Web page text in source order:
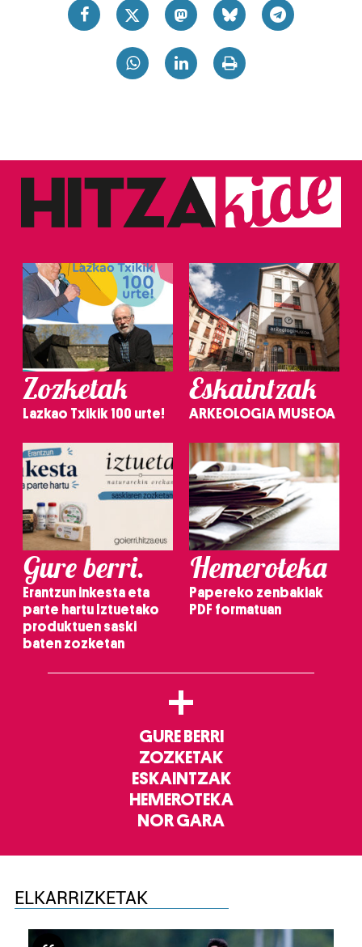
Zozketak
Lazkao Txikik 100 urte!
Eskaintzak
ARKEOLOGIA MUSEOA
Gure berri.
Erantzun inkesta eta
parte hartu Iztuetako
produktuen saski
baten zozketan
Hemeroteka
Papereko zenbakiak
PDF formatuan
+
GURE BERRI
ZOZKETAK
ESKAINTZAK
HEMEROTEKA
NOR GARA
ELKARRIZKETAK